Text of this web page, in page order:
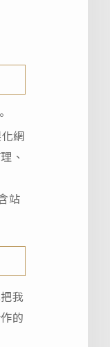
網
、
站
我
的